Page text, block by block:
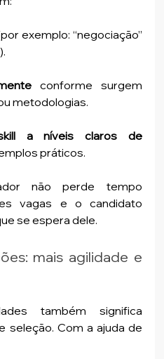
exemplo: “negociação”
conforme surgem
metodologias.
a níveis claros de
práticos.
não perde tempo
vagas e o candidato
se espera dele.
mais agilidade e
também significa
seleção. Com a ajuda de